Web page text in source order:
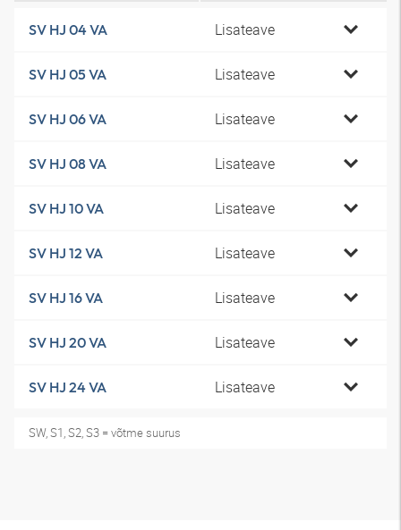
SV HJ 04 VA Lisateave
SV HJ 05 VA Lisateave
SV HJ 06 VA Lisateave
SV HJ 08 VA Lisateave
SV HJ 10 VA Lisateave
SV HJ 12 VA Lisateave
SV HJ 16 VA Lisateave
SV HJ 20 VA Lisateave
SV HJ 24 VA Lisateave
SW, S1, S2, S3 = võtme suurus